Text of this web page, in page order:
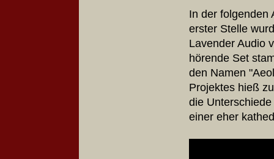
In der folgenden
erster Stelle
Lavender Audio
hörende Set
den Namen
Projektes hieß
die
einer eher